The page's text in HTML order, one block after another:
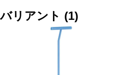
バリアント (1)